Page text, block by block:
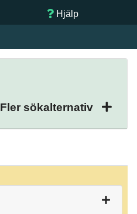
Hjälp
Fler sökalternativ